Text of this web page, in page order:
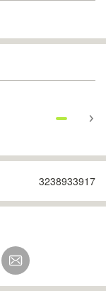
3238933917